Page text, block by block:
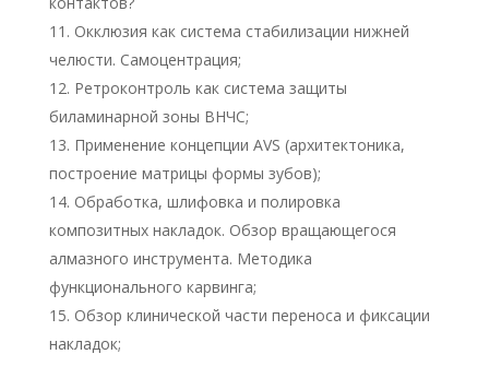
Окклюзия как система стабилизации нижней
челюсти. Самоцентрация;
Ретроконтроль как система защиты
биламинарной зоны ВНЧС;
Применение концепции AVS (архитектоника,
построение матрицы формы зубов);
Обработка, шлифовка и полировка
композитных накладок. Обзор вращающегося
алмазного инструмента. Методика
функционального карвинга;
Обзор клинической части переноса и фиксации
накладок;